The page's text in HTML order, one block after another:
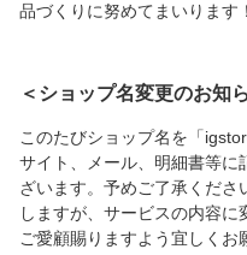
品づくりに努めてまいります！
＜ショップ名変更のお知
このたびショップ名を「
サイト、メール、明細書等に
ざいます。予めご了承くださ
しますが、サービスの内容に
ご愛顧賜りますよう宜しくお